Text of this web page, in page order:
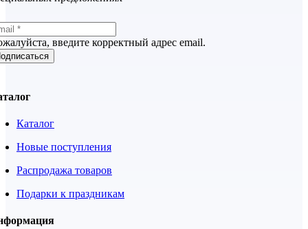
введите корректный адрес email.
Каталог
Новые поступления
Распродажа товаров
Подарки к праздникам